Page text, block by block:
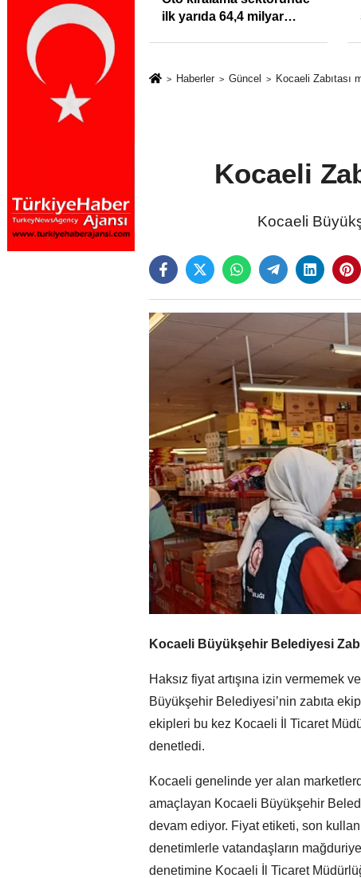
Kısacında:
Fırtınası
ilk yarıda 64,4 milyar
Haberler Güncel Kocaeli Zabıtası
Kocaeli
Kocaeli
Kocaeli Büyükşehir Belediyesi
Haksız fiyat artışına izin vermemek
Büyükşehir Belediyesi’nin zabıta
ekipleri bu kez Kocaeli İl Ticaret
denetledi.
Kocaeli genelinde yer alan
amaçlayan Kocaeli Büyükşehir
devam ediyor. Fiyat etiketi, son
denetimlerle vatandaşların
denetimine Kocaeli İl Ticaret